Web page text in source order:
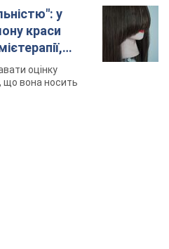
у
краси
оцінку
що вона носить